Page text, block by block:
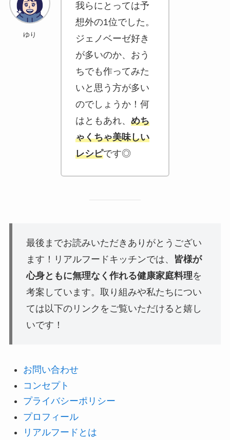
ゆり
我らにとっては予
想外の1位でした。
ジェノベーゼ好き
が多いのか、おう
ちでも作ってみた
いと思う方が多い
のでしょうか！何
はともあれ、 めち
ゃくちゃ美味しい
レシピです◎
最後までお読みいただきありがとうござい
ます！リアルフードキッチンでは、 皆様が
心身ともに無理なく作れる健康家庭料理を
考案しています。取り組みや私たちについ
ては以下のリンクをご覧いただけると嬉し
いです！
お問い合わせ
コンセプト
プライバシーポリシー
プロフィール
リアルフードとは